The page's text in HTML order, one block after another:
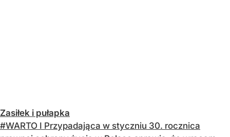
Zasiłek i pułapka
#WARTO I Przypadająca w styczniu 30. rocznica